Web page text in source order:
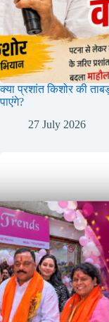
क्या प्रशांत किशोर की
पाएंगे?
27 July 2026